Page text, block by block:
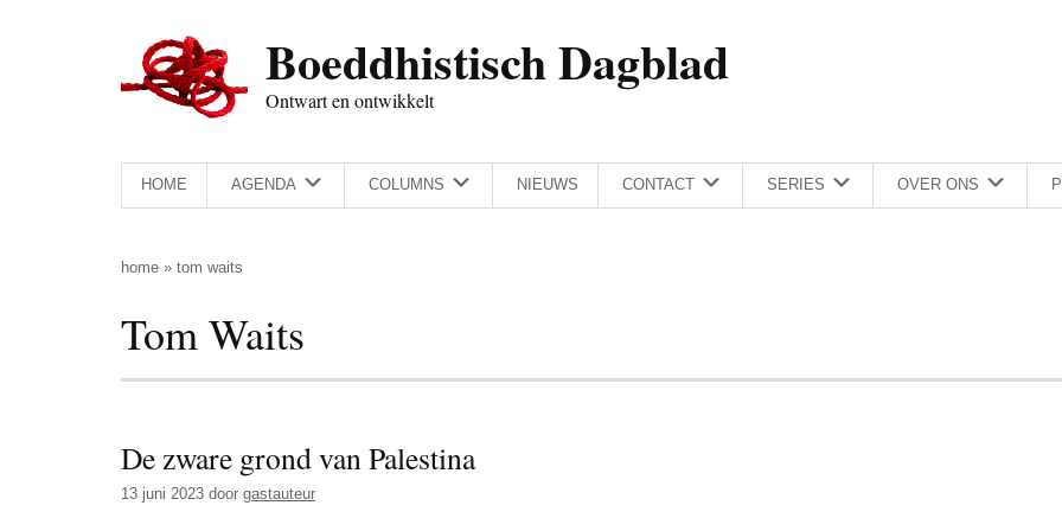
Boeddhistisch Dagblad
Ontwart en ontwikkelt
HOME AGENDA COLUMNS NIEUWS CONTACT SERIES OVER ONS
home » tom waits
Tom Waits
De zware grond van Palestina
13 juni 2023 door gastauteur